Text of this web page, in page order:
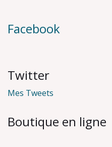
Facebook
Twitter
Mes Tweets
Boutique en ligne